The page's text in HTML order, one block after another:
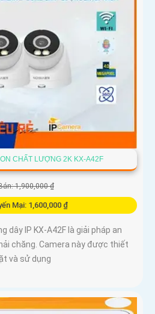
CHẤT LƯỢNG 2K KX-A42F
1,900,000 ₫
Mại: 1,600,000 ₫
dây IP KX-A42F là giải pháp an
chăng. Camera này được thiết
và sử dụng